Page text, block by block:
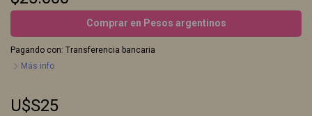
Comprar en Pesos argentinos
Pagando con: Transferencia bancaria
Más info
U$S25